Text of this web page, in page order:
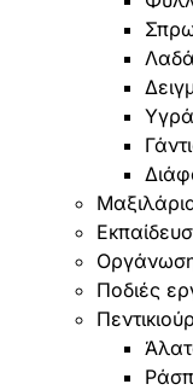
Υγρά
Ποδιές
Πεντικιούρ